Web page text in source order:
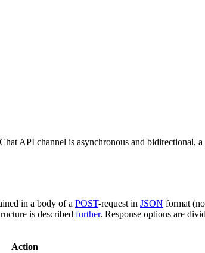
API channel is asynchronous and bidirectional,
in a body of a POST-request in JSON format
is described further. Response options are
Action